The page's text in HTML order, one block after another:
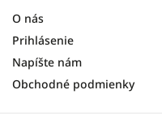
O nás
Prihlásenie
Napíšte nám
Obchodné podmienky